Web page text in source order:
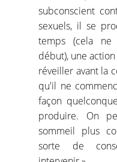
subconscient
sexuels, il se
temps (cela ne
début), une
réveiller avant la
qu'il ne
façon
produire. On
sommeil plus
sorte de